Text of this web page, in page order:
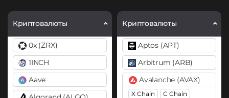
Криптовалюты
0x (ZRX)
1INCH
Aave
Криптовалюты
Aptos (APT)
Arbitrum (ARB)
Avalanche (AVAX)
X Chain C Chain